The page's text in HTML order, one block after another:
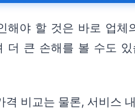
해야 할 것은 바로 업
더 큰 손해를 볼 수도
격 비교는 물론, 서비스